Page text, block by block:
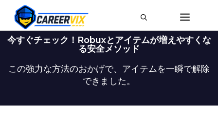
今すぐチェック！Robuxとアイテムが増えやすくな
る安全メソッド
この強力な方法のおかげで、アイテムを一瞬で解除
できました。